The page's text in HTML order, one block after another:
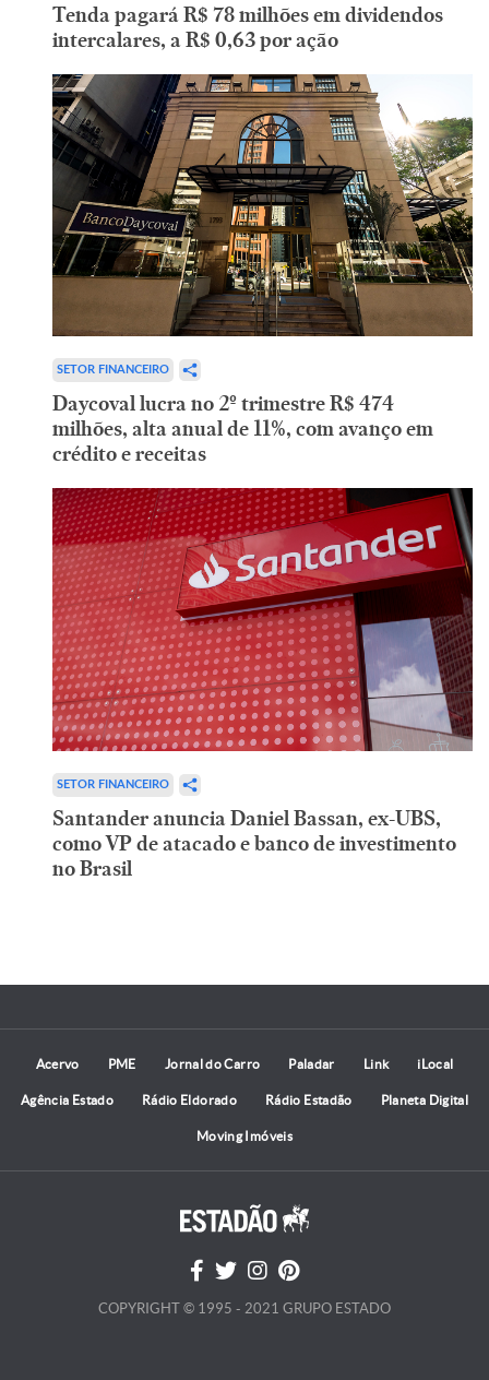
Tenda pagará R$ 78 milhões em dividendos
intercalares, a R$ 0,63 por ação
SETOR FINANCEIRO
Daycoval lucra no 2º trimestre R$ 474
milhões, alta anual de 11%, com avanço em
crédito e receitas
SETOR FINANCEIRO
Santander anuncia Daniel Bassan, ex-UBS,
como VP de atacado e banco de investimento
no Brasil
Acervo PME Jornal do Carro Paladar Link iLocal
Agência Estado Rádio Eldorado Rádio Estadão Planeta Digital
Moving Imóveis
COPYRIGHT © 1995 - 2021 GRUPO ESTADO